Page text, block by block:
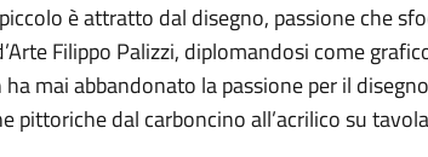
è attratto dal disegno, passione che
Filippo Palizzi, diplomandosi come
mai abbandonato la passione per il
pittoriche dal carboncino all’acrilico su